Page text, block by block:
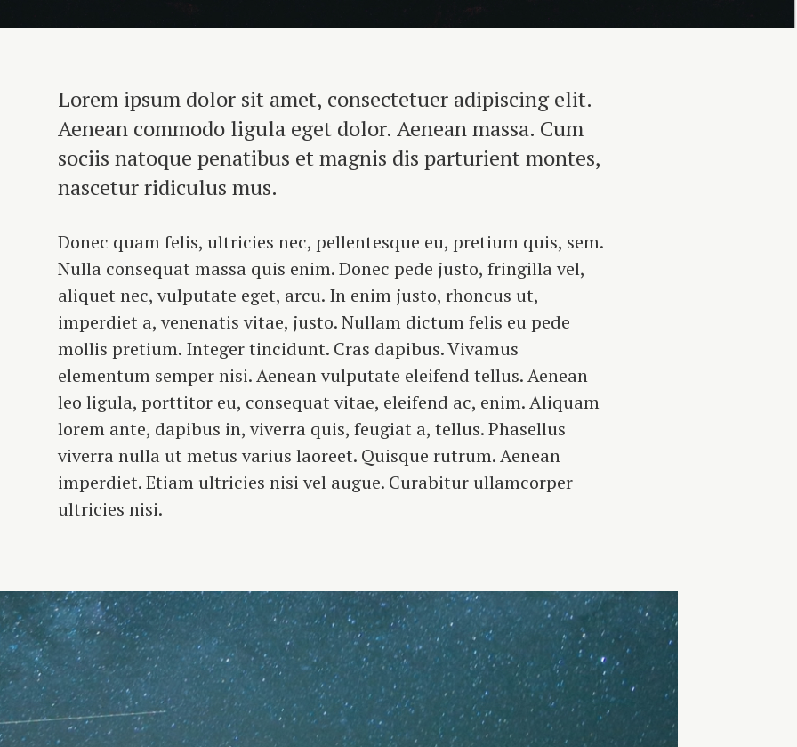
Lorem ipsum dolor sit amet, consectetuer adipiscing elit.
Aenean commodo ligula eget dolor. Aenean massa. Cum
sociis natoque penatibus et magnis dis parturient montes,
nascetur ridiculus mus.
Donec quam felis, ultricies nec, pellentesque eu, pretium quis, sem.
Nulla consequat massa quis enim. Donec pede justo, fringilla vel,
aliquet nec, vulputate eget, arcu. In enim justo, rhoncus ut,
imperdiet a, venenatis vitae, justo. Nullam dictum felis eu pede
mollis pretium. Integer tincidunt. Cras dapibus. Vivamus
elementum semper nisi. Aenean vulputate eleifend tellus. Aenean
leo ligula, porttitor eu, consequat vitae, eleifend ac, enim. Aliquam
lorem ante, dapibus in, viverra quis, feugiat a, tellus. Phasellus
viverra nulla ut metus varius laoreet. Quisque rutrum. Aenean
imperdiet. Etiam ultricies nisi vel augue. Curabitur ullamcorper
ultricies nisi.